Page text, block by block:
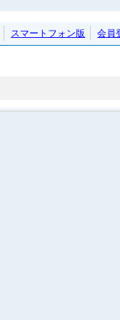
スマートフォン版 会員